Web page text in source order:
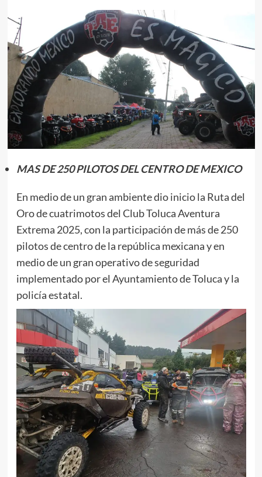
MAS DE 250 PILOTOS DEL CENTRO DE MEXICO
En medio de un gran ambiente dio inicio la Ruta del
Oro de cuatrimotos del Club Toluca Aventura
Extrema 2025, con la participación de más de 250
pilotos de centro de la república mexicana y en
medio de un gran operativo de seguridad
implementado por el Ayuntamiento de Toluca y la
policía estatal.